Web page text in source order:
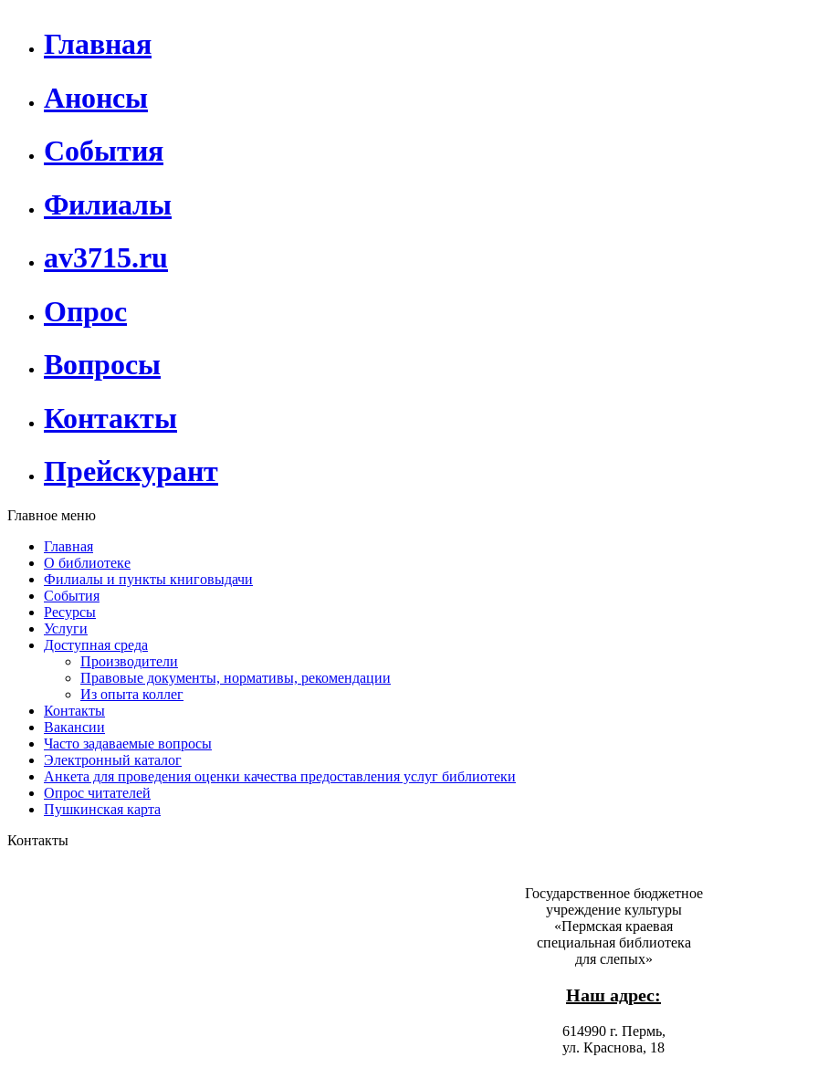
Главная
Анонсы
События
Филиалы
av3715.ru
Опрос
Вопросы
Контакты
Прейскурант
Главное меню
Главная
О библиотеке
Филиалы и пункты книговыдачи
События
Ресурсы
Услуги
Доступная среда
Производители
Правовые документы, нормативы, рекомендации
Из опыта коллег
Контакты
Вакансии
Часто задаваемые вопросы
Электронный каталог
Анкета для проведения оценки качества предоставления услуг библиотеки
Опрос читателей
Пушкинская карта
Контакты
Государственное бюджетное
учреждение культуры
«Пермская краевая
специальная библиотека
для слепых»
Наш адрес:
614990 г. Пермь,
ул. Краснова, 18